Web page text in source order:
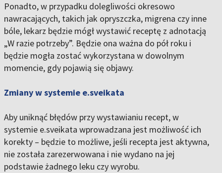
Ponadto, w przypadku dolegliwości okresowo
nawracających, takich jak opryszczka, migrena czy inne
bóle, lekarz będzie mógł wystawić receptę z adnotacją
„W razie potrzeby”. Będzie ona ważna do pół roku i
będzie mogła zostać wykorzystana w dowolnym
momencie, gdy pojawią się objawy.
Zmiany w systemie e.sveikata
Aby uniknąć błędów przy wystawianiu recept, w
systemie e.sveikata wprowadzana jest możliwość ich
korekty – będzie to możliwe, jeśli recepta jest aktywna,
nie została zarezerwowana i nie wydano na jej
podstawie żadnego leku czy wyrobu.